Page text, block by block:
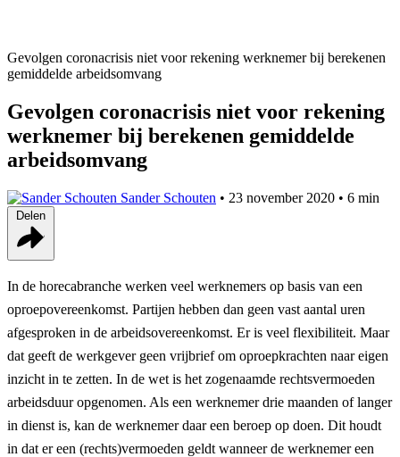
Gevolgen coronacrisis niet voor rekening werknemer bij berekenen
gemiddelde arbeidsomvang
Gevolgen coronacrisis niet voor rekening
werknemer bij berekenen gemiddelde
arbeidsomvang
Sander Schouten • 23 november 2020 • 6 min
In de horecabranche werken veel werknemers op basis van een
oproepovereenkomst. Partijen hebben dan geen vast aantal uren
afgesproken in de arbeidsovereenkomst. Er is veel flexibiliteit. Maar
dat geeft de werkgever geen vrijbrief om oproepkrachten naar eigen
inzicht in te zetten. In de wet is het zogenaamde rechtsvermoeden
arbeidsduur opgenomen. Als een werknemer drie maanden of langer
in dienst is, kan de werknemer daar een beroep op doen. Dit houdt
in dat er een (rechts)vermoeden geldt wanneer de werknemer een